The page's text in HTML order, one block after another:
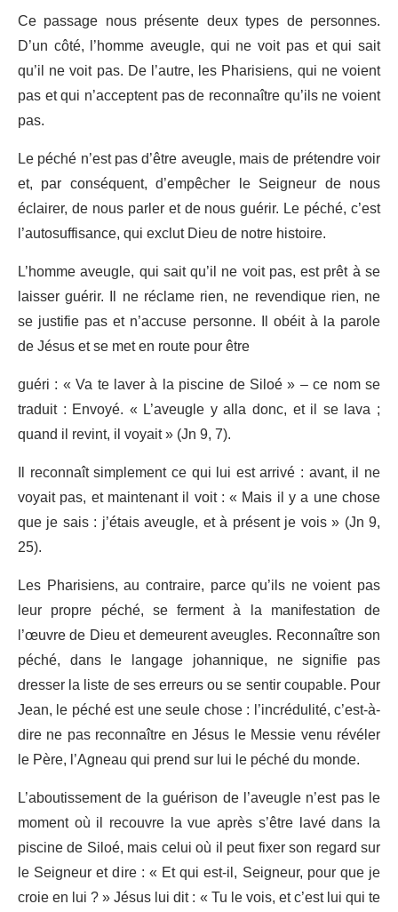
Ce passage nous présente deux types de personnes.
D’un côté, l’homme aveugle, qui ne voit pas et qui sait
qu’il ne voit pas. De l’autre, les Pharisiens, qui ne voient
pas et qui n’acceptent pas de reconnaître qu’ils ne voient
pas.
Le péché n’est pas d’être aveugle, mais de prétendre voir
et, par conséquent, d’empêcher le Seigneur de nous
éclairer, de nous parler et de nous guérir. Le péché, c’est
l’autosuffisance, qui exclut Dieu de notre histoire.
L’homme aveugle, qui sait qu’il ne voit pas, est prêt à se
laisser guérir. Il ne réclame rien, ne revendique rien, ne
se justifie pas et n’accuse personne. Il obéit à la parole
de Jésus et se met en route pour être
guéri : « Va te laver à la piscine de Siloé » – ce nom se
traduit : Envoyé. « L’aveugle y alla donc, et il se lava ;
quand il revint, il voyait » (Jn 9, 7).
Il reconnaît simplement ce qui lui est arrivé : avant, il ne
voyait pas, et maintenant il voit : « Mais il y a une chose
que je sais : j’étais aveugle, et à présent je vois » (Jn 9,
25).
Les Pharisiens, au contraire, parce qu’ils ne voient pas
leur propre péché, se ferment à la manifestation de
l’œuvre de Dieu et demeurent aveugles. Reconnaître son
péché, dans le langage johannique, ne signifie pas
dresser la liste de ses erreurs ou se sentir coupable. Pour
Jean, le péché est une seule chose : l’incrédulité, c’est-à-
dire ne pas reconnaître en Jésus le Messie venu révéler
le Père, l’Agneau qui prend sur lui le péché du monde.
L’aboutissement de la guérison de l’aveugle n’est pas le
moment où il recouvre la vue après s’être lavé dans la
piscine de Siloé, mais celui où il peut fixer son regard sur
le Seigneur et dire : « Et qui est-il, Seigneur, pour que je
croie en lui ? » Jésus lui dit : « Tu le vois, et c’est lui qui te